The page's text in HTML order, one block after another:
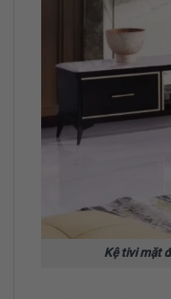
Kệ tivi mặt